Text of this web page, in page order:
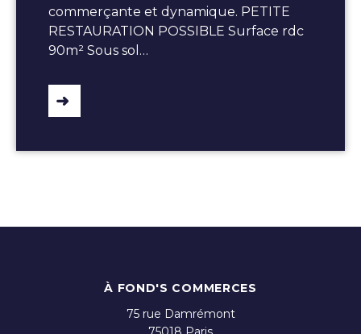
commerçante et dynamique. PETITE
RESTAURATION POSSIBLE Surface rdc
90m² Sous sol…
À FOND'S COMMERCES
75 rue Damrémont